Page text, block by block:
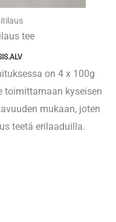
tee
on 4 x 100g
toimittamaan kyseisen
mukaan, joten
teetä erilaaduilla.